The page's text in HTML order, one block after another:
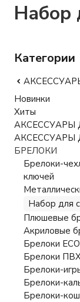
Набор
Категории
Новинки
Хиты
АКСЕССУАРЫ
БРЕЛОКИ
Брелоки-
ключей
Набор для
Плюшевые
Акриловые
Брелоки
Брелоки
Брелоки-
Брелоки-
Брелоки-